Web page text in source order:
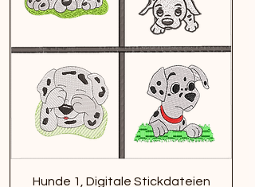
Hunde 1, Digitale Stickdateien